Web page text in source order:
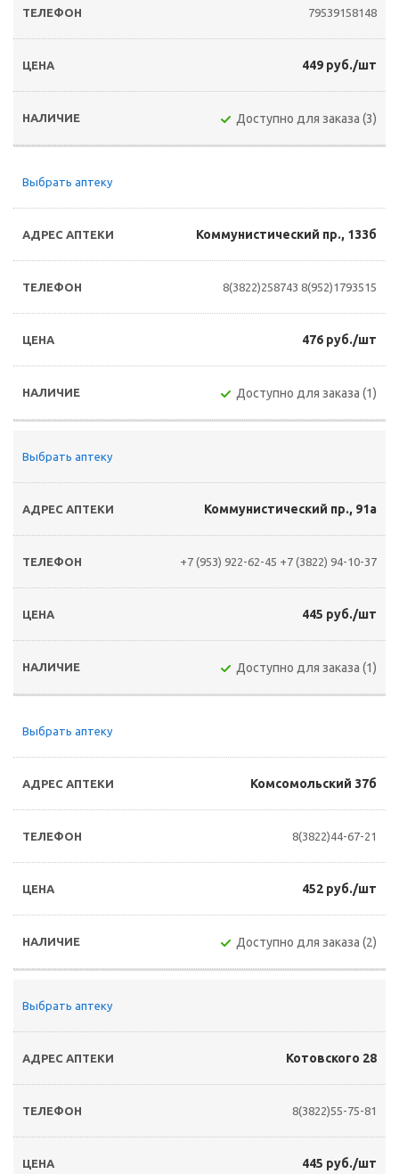
79539158148
449 руб./шт
Доступно для заказа (3)
Выбрать аптеку
Коммунистический пр., 133б
8(3822)258743 8(952)1793515
476 руб./шт
Доступно для заказа (1)
Выбрать аптеку
Коммунистический пр., 91а
+7 (953) 922-62-45 +7 (3822) 94-10-37
445 руб./шт
Доступно для заказа (1)
Выбрать аптеку
Комсомольский 37б
8(3822)44-67-21
452 руб./шт
Доступно для заказа (2)
Выбрать аптеку
Котовского 28
8(3822)55-75-81
445 руб./шт